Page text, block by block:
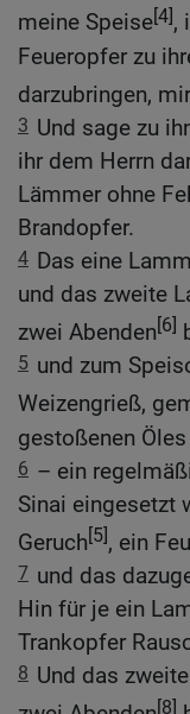
meine Speise[4],
Feueropfer zu
darzubringen,
3 Und sage zu
ihr dem Herrn
Lämmer ohne
Brandopfer.
4 Das eine
und das zweite
zwei Abenden[6]
5 und zum
Weizengrieß,
gestoßenen Öles
6 – ein
Sinai eingesetzt
Geruch[5], ein
7 und das
Hin für je ein
Trankopfer
8 Und das
[8]